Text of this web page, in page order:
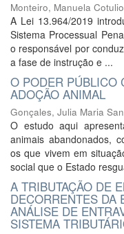
Monteiro, Manuela Cotulio
A Lei 13.964/2019
Sistema Processual
o responsável por
a fase de instrução e ...
O PODER PÚBLICO
ADOÇÃO ANIMAL
Gonçales, Julia Maria
O estudo aqui
animais abandonados,
os que vivem em
social que o Estado
A TRIBUTAÇÃO DE
DECORRENTES DA
ANÁLISE DE
SISTEMA